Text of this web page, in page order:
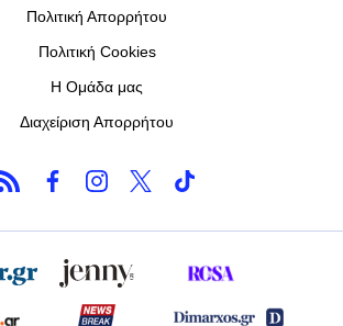
Πολιτική Απορρήτου
Πολιτική Cookies
Η Ομάδα μας
Διαχείριση Απορρήτου